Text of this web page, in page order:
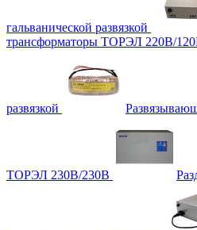
гальванической развязкой
трансформаторы ТОРЭЛ 220В/
развязкой
ТОРЭЛ 230В/230В